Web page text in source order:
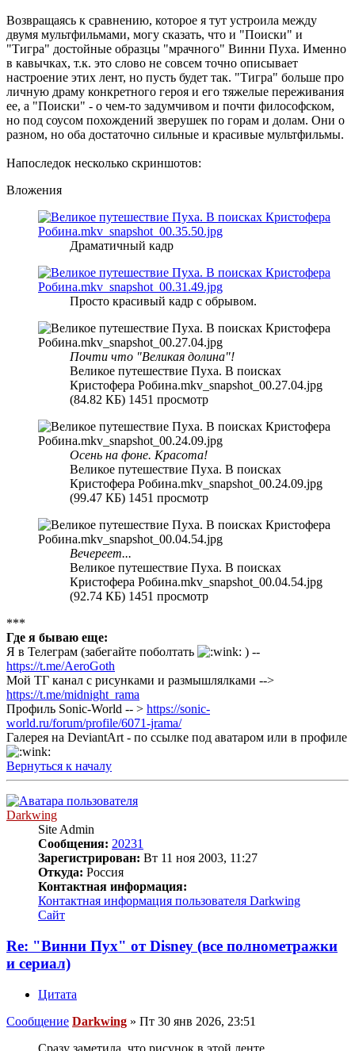
Возвращаясь к сравнению, которое я тут устроила между
двумя мультфильмами, могу сказать, что и "Поиски" и
"Тигра" достойные образцы "мрачного" Винни Пуха. Именно
в кавычках, т.к. это слово не совсем точно описывает
настроение этих лент, но пусть будет так. "Тигра" больше про
личную драму конкретного героя и его тяжелые переживания
ее, а "Поиски" - о чем-то задумчивом и почти философском,
но под соусом похождений зверушек по горам и долам. Они о
разном, но оба достаточно сильные и красивые мультфильмы.
Напоследок несколько скриншотов:
Вложения
Драматичный кадр
Просто красивый кадр с обрывом.
Почти что "Великая долина"!
Великое путешествие Пуха. В поисках
Кристофера Робина.mkv_snapshot_00.27.04.jpg
(84.82 КБ) 1451 просмотр
Осень на фоне. Красота!
Великое путешествие Пуха. В поисках
Кристофера Робина.mkv_snapshot_00.24.09.jpg
(99.47 КБ) 1451 просмотр
Вечереет...
Великое путешествие Пуха. В поисках
Кристофера Робина.mkv_snapshot_00.04.54.jpg
(92.74 КБ) 1451 просмотр
***
Где я бываю еще:
Я в Телеграм (забегайте поболтать
) --
https://t.me/AeroGoth
Мой ТГ канал с рисунками и размышлялками -->
https://t.me/midnight_rama
Профиль Sonic-World -- > https://sonic-
world.ru/forum/profile/6071-jrama/
Галерея на DeviantArt - по ссылке под аватаром или в профиле
Вернуться к началу
Darkwing
Site Admin
Сообщения: 20231
Зарегистрирован: Вт 11 ноя 2003, 11:27
Откуда: Россия
Контактная информация:
Контактная информация пользователя Darkwing
Сайт
Re: "Винни Пух" от Disney (все полнометражки
и сериал)
Цитата
Сообщение Darkwing » Пт 30 янв 2026, 23:51
Сразу заметила, что рисунок в этой ленте